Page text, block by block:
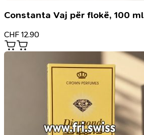
Constanta Vaj për flokë, 100 ml
CHF 12.90